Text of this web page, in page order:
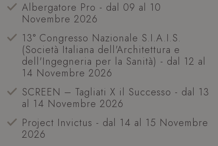
Albergatore Pro - dal 09 al 10
Novembre 2026
13° Congresso Nazionale S.I.A.I.S.
(Società Italiana dell'Architettura e
dell'Ingegneria per la Sanità) - dal 12 al
14 Novembre 2026
SCREEN – Tagliati X il Successo - dal 13
al 14 Novembre 2026
Project Invictus - dal 14 al 15 Novembre
2026